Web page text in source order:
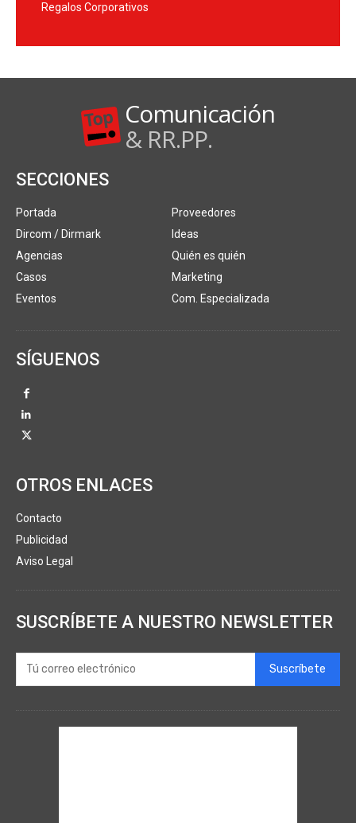
Regalos Corporativos
Comunicación
& RR.PP.
SECCIONES
Portada
Dircom / Dirmark
Agencias
Casos
Eventos
Proveedores
Ideas
Quién es quién
Marketing
Com. Especializada
SÍGUENOS
OTROS ENLACES
Contacto
Publicidad
Aviso Legal
SUSCRÍBETE A NUESTRO NEWSLETTER
Suscríbete